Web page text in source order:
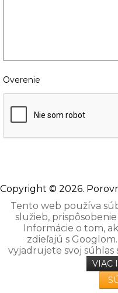
Overenie
Copyright © 2026.
Tento web používa
služieb,
Informácie o tom,
zdieľajú s
vyjadrujete svoj súhlas
VIAC